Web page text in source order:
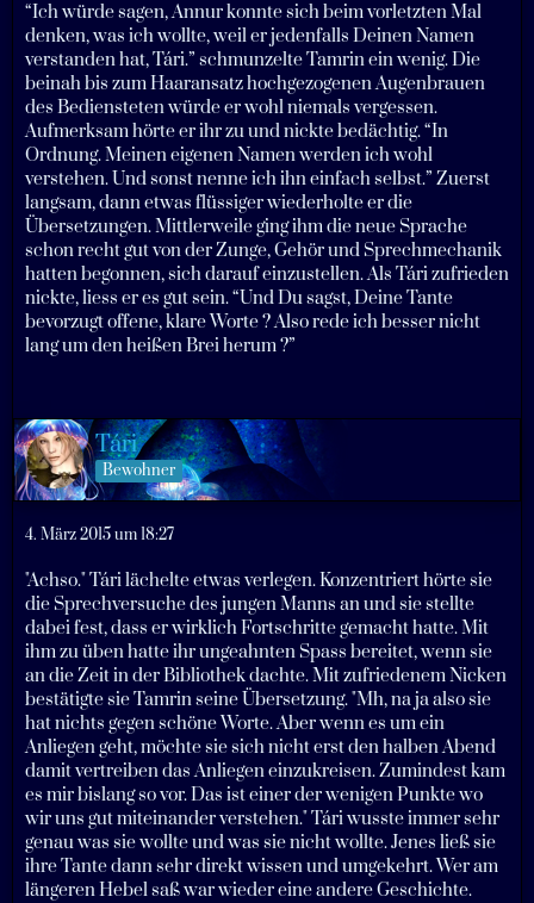
“Ich würde sagen, Annur konnte sich beim vorletzten Mal
denken, was ich wollte, weil er jedenfalls Deinen Namen
verstanden hat, Tári.” schmunzelte Tamrin ein wenig. Die
beinah bis zum Haaransatz hochgezogenen Augenbrauen
des Bediensteten würde er wohl niemals vergessen.
Aufmerksam hörte er ihr zu und nickte bedächtig. “In
Ordnung. Meinen eigenen Namen werden ich wohl
verstehen. Und sonst nenne ich ihn einfach selbst.” Zuerst
langsam, dann etwas flüssiger wiederholte er die
Übersetzungen. Mittlerweile ging ihm die neue Sprache
schon recht gut von der Zunge, Gehör und Sprechmechanik
hatten begonnen, sich darauf einzustellen. Als Tári zufrieden
nickte, liess er es gut sein. “Und Du sagst, Deine Tante
bevorzugt offene, klare Worte ? Also rede ich besser nicht
lang um den heißen Brei herum ?”
Tári
Bewohner
4. März 2015 um 18:27
"Achso." Tári lächelte etwas verlegen. Konzentriert hörte sie
die Sprechversuche des jungen Manns an und sie stellte
dabei fest, dass er wirklich Fortschritte gemacht hatte. Mit
ihm zu üben hatte ihr ungeahnten Spass bereitet, wenn sie
an die Zeit in der Bibliothek dachte. Mit zufriedenem Nicken
bestätigte sie Tamrin seine Übersetzung. "Mh, na ja also sie
hat nichts gegen schöne Worte. Aber wenn es um ein
Anliegen geht, möchte sie sich nicht erst den halben Abend
damit vertreiben das Anliegen einzukreisen. Zumindest kam
es mir bislang so vor. Das ist einer der wenigen Punkte wo
wir uns gut miteinander verstehen." Tári wusste immer sehr
genau was sie wollte und was sie nicht wollte. Jenes ließ sie
ihre Tante dann sehr direkt wissen und umgekehrt. Wer am
längeren Hebel saß war wieder eine andere Geschichte.